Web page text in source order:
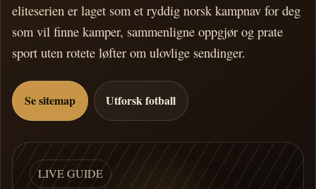
eliteserien er laget som et ryddig norsk kampnav for deg
som vil finne kamper, sammenligne oppgjør og prate
sport uten rotete løfter om ulovlige sendinger.
Se sitemap Utforsk fotball
LIVE GUIDE